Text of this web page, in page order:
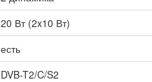
20 Вт (2x10 Вт)
есть
DVB-T2/C/S2